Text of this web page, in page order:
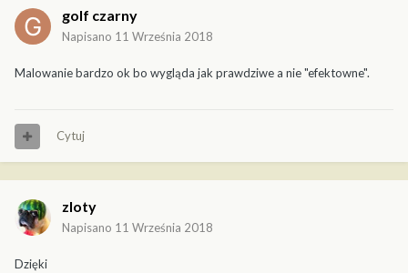
golf czarny
Napisano 11 Września 2018
Malowanie bardzo ok bo wygląda jak prawdziwe a nie "efektowne".
Cytuj
zloty
Napisano 11 Września 2018
Dzięki